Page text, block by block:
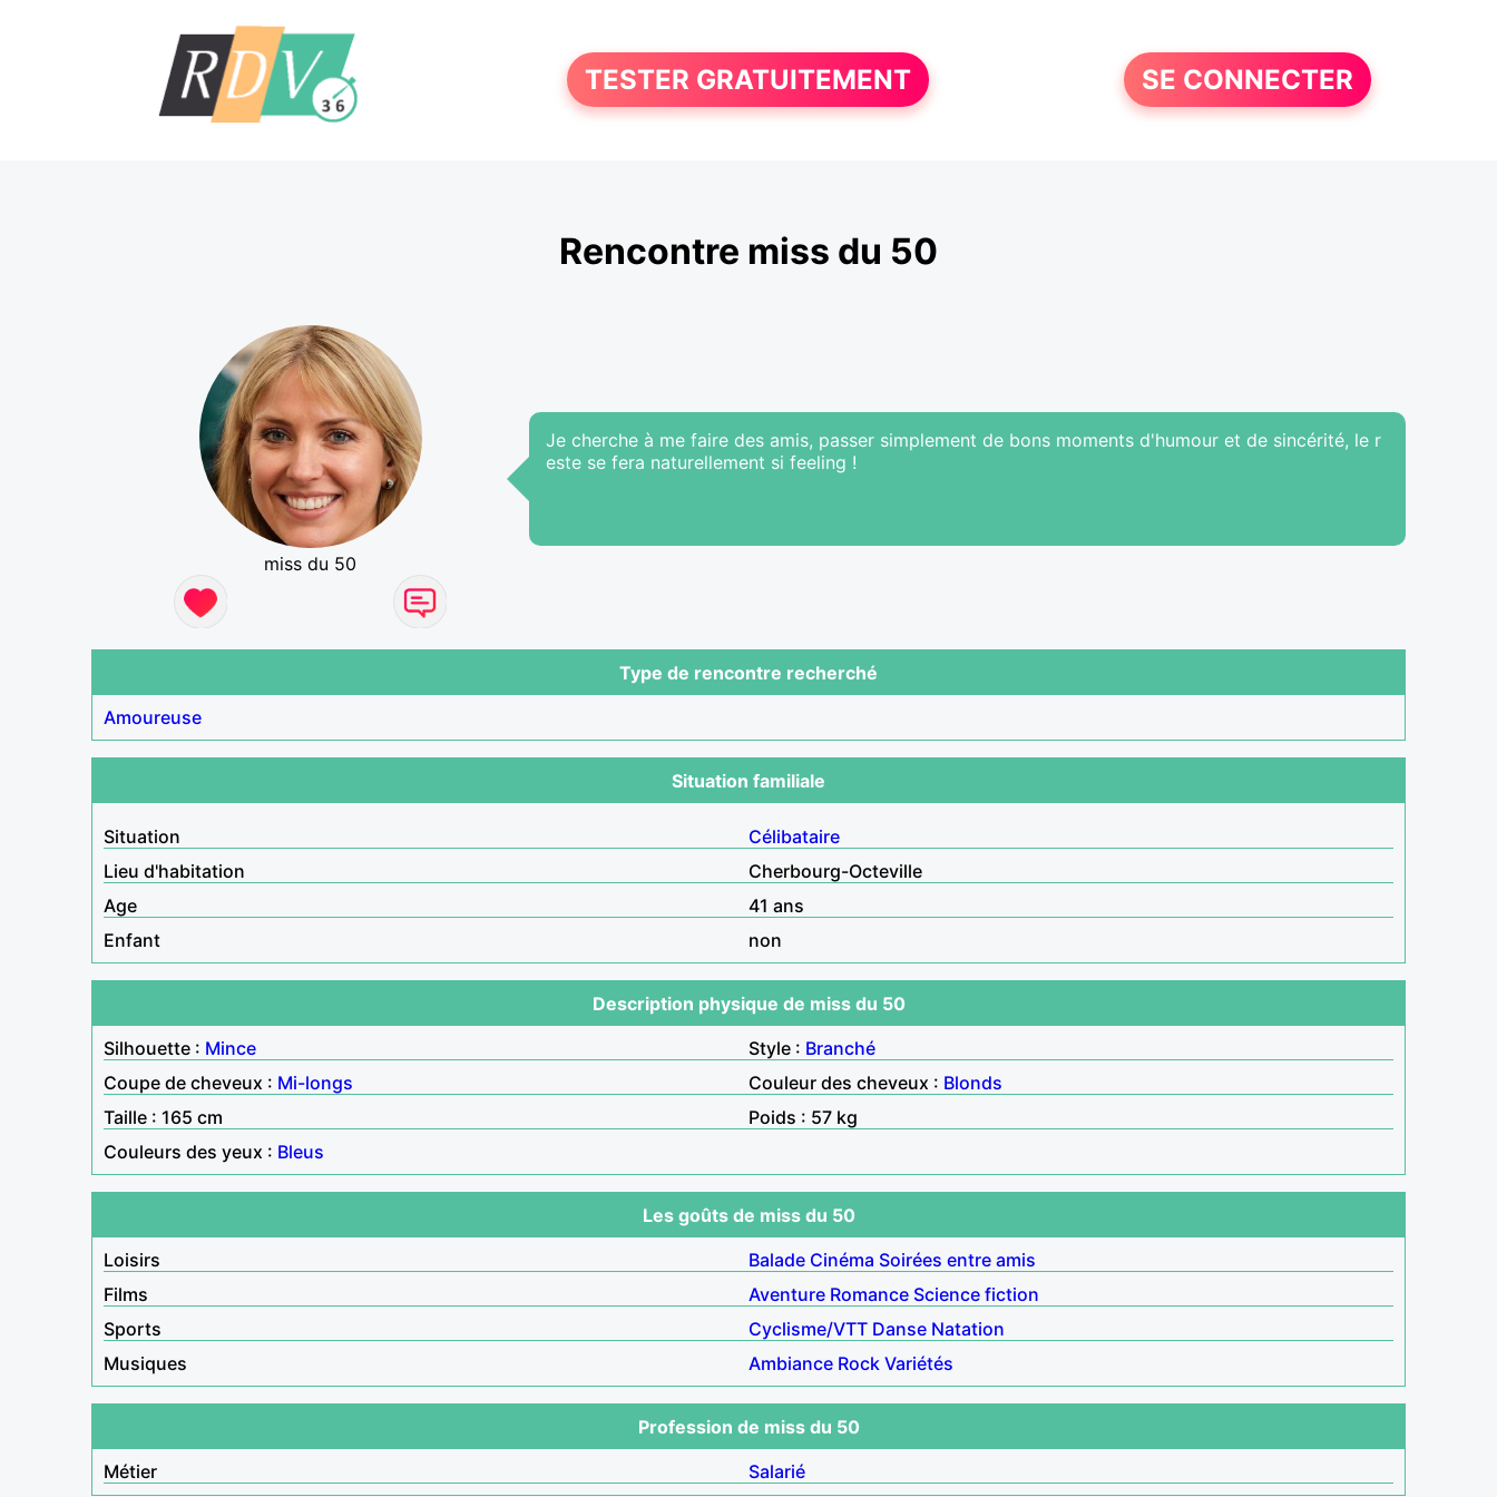
TESTER GRATUITEMENT SE CONNECTER
Rencontre miss du 50
miss du 50
Je cherche à me faire des amis, passer simplement de bons moments d'humour et de sincérité, le r
este se fera naturellement si feeling !
Type de rencontre recherché
Amoureuse
Situation familiale
Situation
Célibataire
Lieu d'habitation
Cherbourg-Octeville
Age
41 ans
Enfant
non
Description physique de miss du 50
Silhouette : Mince Style : Branché
Coupe de cheveux : Mi-longs Couleur des cheveux : Blonds
Taille : 165 cm
Poids : 57 kg
Couleurs des yeux : Bleus
Les goûts de miss du 50
Loisirs
Balade Cinéma Soirées entre amis
Films
Aventure Romance Science fiction
Sports
Cyclisme/VTT Danse Natation
Musiques
Ambiance Rock Variétés
Profession de miss du 50
Métier
Salarié